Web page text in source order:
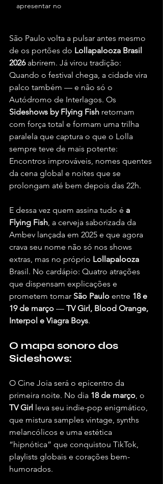
apresentar no
São Paulo volta a pulsar antes mesmo
de os portões do Lollapalooza Brasil
2026 abrirem. Já virou tradição:
Quando o festival chega, a cidade vira
palco também — e não só o
Autódromo de Interlagos. Os
Sideshows by Flying Fish retornam
com força total e formam uma trilha
paralela que captura o que o Lolla
sempre teve de mais potente:
Encontros improváveis, nomes quentes
da cena global e noites que se
prolongam até bem depois das 22h.
E dessa vez quem assina tudo é a
Flying Fish , a cerveja saborizada da
Ambev lançada em 2025 e que agora
crava seu nome não só nos shows
extras, mas no próprio Lollapalooza
Brasil. No cardápio: Quatro atrações
que dispensam explicações e
prometem tomar São Paulo entre 18 e
19 de março — TV Girl, Blood Orange,
Interpol e Viagra Boys.
O mapa sonoro dos
Sideshows:
O Cine Joia será o epicentro da
primeira noite. No dia 18 de março , o
TV Girl leva seu indie-pop enigmático,
que mistura samples vintage, synths
melancólicos e uma estética
“hipnótica” que conquistou TikTok,
playlists globais e corações bem-
humorados.